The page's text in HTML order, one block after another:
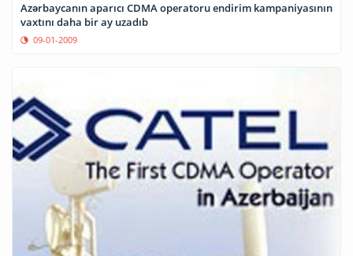
Azərbaycanın aparıcı CDMA operatoru endirim kampaniyasının
vaxtını daha bir ay uzadıb
09-01-2009